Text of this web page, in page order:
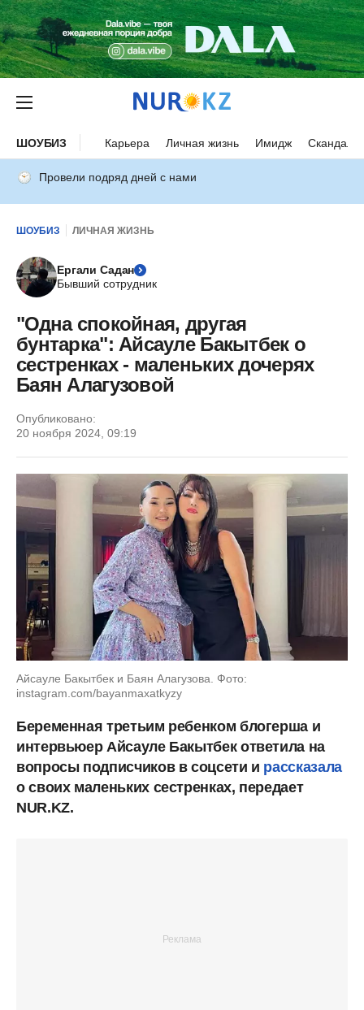
ШОУБИЗ Карьера Личная жизнь Имидж Скандалы
Провели подряд дней с нами
ШОУБИЗ ЛИЧНАЯ ЖИЗНЬ
Ергали Садан
Бывший сотрудник
"Одна спокойная, другая
бунтарка": Айсауле Бакытбек о
сестренках - маленьких дочерях
Баян Алагузовой
Опубликовано:
20 ноября 2024, 09:19
Айсауле Бакытбек и Баян Алагузова. Фото:
instagram.com/bayanmaxatkyzy
Беременная третьим ребенком блогерша и
интервьюер Айсауле Бакытбек ответила на
вопросы подписчиков в соцсети и рассказала
о своих маленьких сестренках, передает
NUR.KZ.